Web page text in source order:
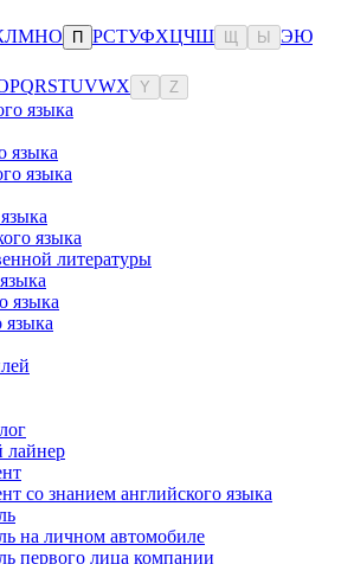
ЛМНО П РСТУФХЦЧШ Ы ЭЮ
PQRSTUVWX Y Z
языка
языка
языка
языка
литературы
языка
языка
лайнер
со знанием английского языка
на личном автомобиле
первого лица компании